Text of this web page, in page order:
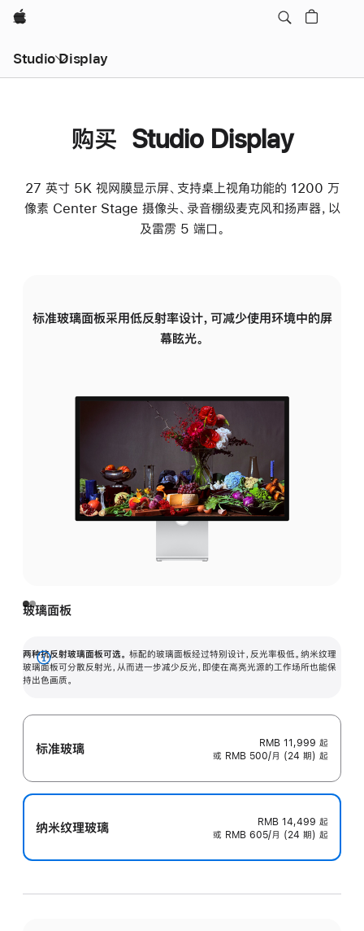
Apple
Studio Display
购买 Studio Display
27 英寸 5K 视网膜显示屏、支持桌上视角功能的 1200 万
像素 Center Stage 摄像头、录音棚级麦克风和扬声器，以
及雷雳 5 端口。
标准玻璃面板采用低反射率设计，可减少使用环境中的屏
幕眩光。
玻璃面板
两种抗反射玻璃面板可选。 标配的玻璃面板经过特别设计，反光率极低。纳米纹理
玻璃面板可分散反射光，从而进一步减少反光，即使在高亮光源的工作场所也能保
持出色画质。
展
开
标准玻璃 RMB 11,999 起
或 RMB 500/月 (24 期) 起
纳米纹理玻璃 RMB 14,499 起
或 RMB 605/月 (24 期) 起